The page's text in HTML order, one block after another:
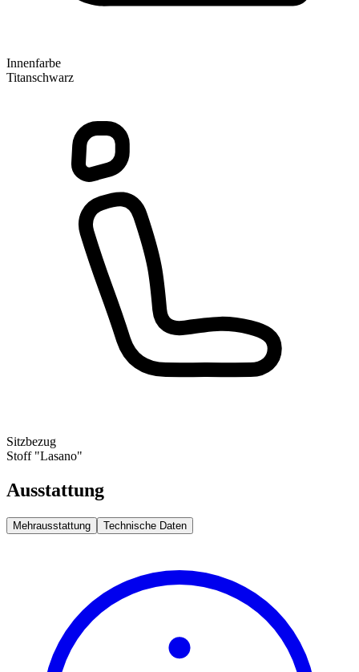
Innenfarbe
Titanschwarz
Sitzbezug
Stoff "Lasano"
Ausstattung
Mehrausstattung Technische Daten